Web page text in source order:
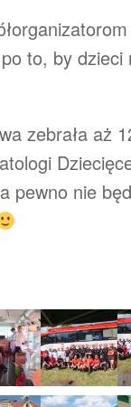
to, by dzieci
zebrała aż
pewno nie